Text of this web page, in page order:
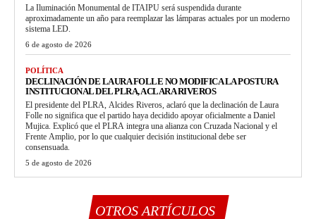
La Iluminación Monumental de ITAIPU será suspendida durante
aproximadamente un año para reemplazar las lámparas actuales por un moderno
sistema LED.
6 de agosto de 2026
POLÍTICA
DECLINACIÓN DE LAURA FOLLE NO MODIFICA LA POSTURA
INSTITUCIONAL DEL PLRA, ACLARA RIVEROS
El presidente del PLRA, Alcides Riveros, aclaró que la declinación de Laura
Folle no significa que el partido haya decidido apoyar oficialmente a Daniel
Mujica. Explicó que el PLRA integra una alianza con Cruzada Nacional y el
Frente Amplio, por lo que cualquier decisión institucional debe ser
consensuada.
5 de agosto de 2026
OTROS ARTÍCULOS